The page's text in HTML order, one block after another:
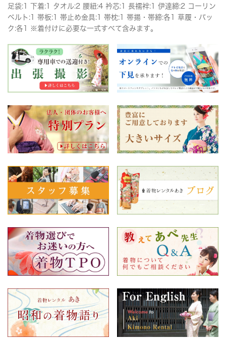
足袋:1 下着:1 タオル:2 腰紐:4 衿芯:1 長襦袢:1 伊達締:2 コーリン
ベルト:1 帯板:1 帯止め金具:1 帯枕:1 帯揚・帯締:各1 草履・バッ
ク:各1 ※着付けに必要な一式すべて含みます。